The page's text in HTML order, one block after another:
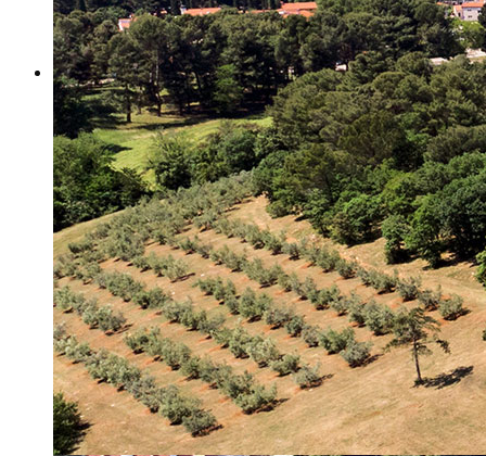
Upravno Vijeće
Rad Upravnog vijeća
Znanstveno Vijeće
Rad Znanstvenog vijeća
Etičko povjerenstvo
Etički kodeks
Financiranje
Proračun
Potpore
PROGRAMSKO FINANCIRANJE
Izvještavanje po uredbi
Projekti Instituta
Dialogue4Tourism
REVIVE
WASTEREDUCE
MITOMED+
WINTERMED
CASTWATER
INHERIT